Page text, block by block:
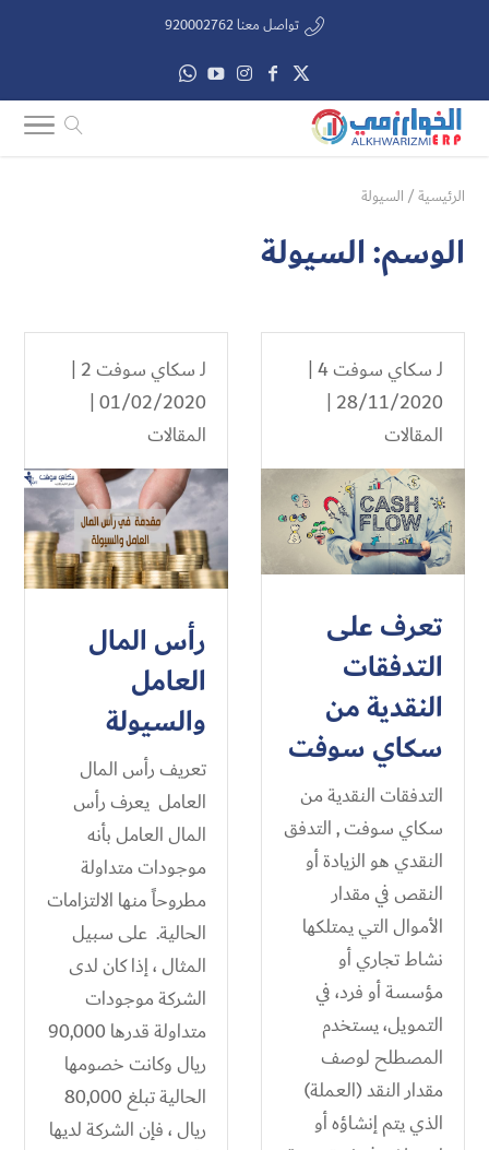
تواصل معنا 920002762
الرئيسية/ السيولة
الوسم:السيولة
لـسكاي سوفت 4
|
28/11/2020 |
المقالات
تعرف على
التدفقات
النقدية من
سكاي سوفت
التدفقات النقدية من
سكاي سوفت , التدفق
النقدي هو الزيادة أو
النقص في مقدار
الأموال التي يمتلكها
نشاط تجاري أو
مؤسسة أو فرد، في
التمويل، يستخدم
المصطلح لوصف
مقدار النقد (العملة)
الذي يتم إنشاؤه أو
لـسكاي سوفت 2
|
01/02/2020 |
المقالات
رأس المال
العامل
والسيولة
تعريف رأس المال
العامل يعرف رأس
المال العامل بأنه
موجودات متداولة
مطروحاً منها الالتزامات
الحالية. على سبيل
المثال ، إذا كان لدى
الشركة موجودات
متداولة قدرها 90,000
ريال وكانت خصومها
الحالية تبلغ 80,000
ريال ، فإن الشركة لديها